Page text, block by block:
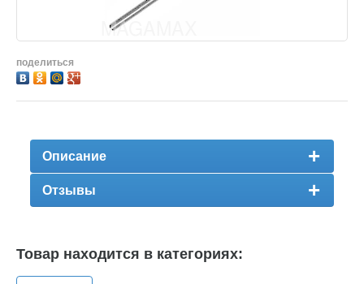
поделиться
Описание
Отзывы
Товар находится в категориях: